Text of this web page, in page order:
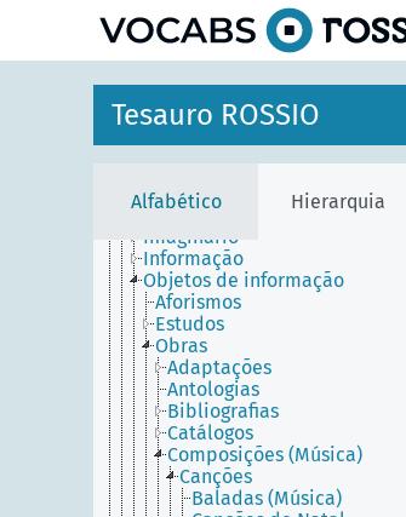
Tesauro ROSSIO
Alfabético Hierarquia
Agentes
Entidades temporais
Lugares
Objetos conceptuais
Conceitos
Disciplinas
Disposições
Objetos proposicionais
Imagens mentais
Imaginário
Informação
Objetos de informação
Aforismos
Estudos
Obras
Adaptações
Antologias
Bibliografias
Catálogos
Composições (Música)
Canções
Baladas (Música)